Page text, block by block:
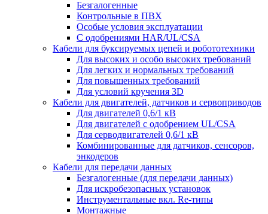
Безгалогенные
Контрольные в ПВХ
Особые условия эксплуатации
С одобрениями HAR/UL/CSA
Кабели для буксируемых цепей и робототехники
Для высоких и особо высоких требований
Для легких и нормальных требований
Для повышенных требований
Для условий кручения 3D
Кабели для двигателей, датчиков и сервоприводов
Для двигателей 0,6/1 кВ
Для двигателей с одобрением UL/CSA
Для серводвигателей 0,6/1 кВ
Комбинированные для датчиков, cенсоров,
энкодеров
Кабели для передачи данных
Безгалогенные (для передачи данных)
Для искробезопасных установок
Инструментальные вкл. Re-типы
Монтажные